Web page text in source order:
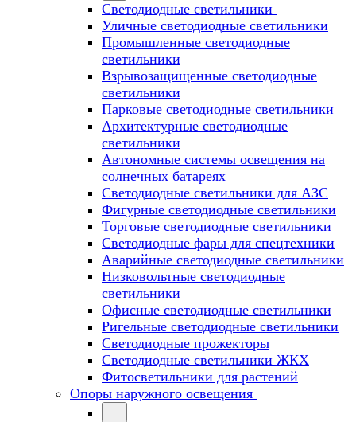
Светодиодные светильники
Уличные светодиодные светильники
Промышленные светодиодные
светильники
Взрывозащищенные светодиодные
светильники
Парковые светодиодные светильники
Архитектурные светодиодные
светильники
Автономные системы освещения на
солнечных батареях
Светодиодные светильники для АЗС
Фигурные светодиодные светильники
Торговые светодиодные светильники
Cветодиодные фары для спецтехники
Аварийные светодиодные светильники
Низковольтные светодиодные
светильники
Офисные светодиодные светильники
Ригельные светодиодные светильники
Светодиодные прожекторы
Светодиодные светильники ЖКХ
Фитосветильники для растений
Опоры наружного освещения